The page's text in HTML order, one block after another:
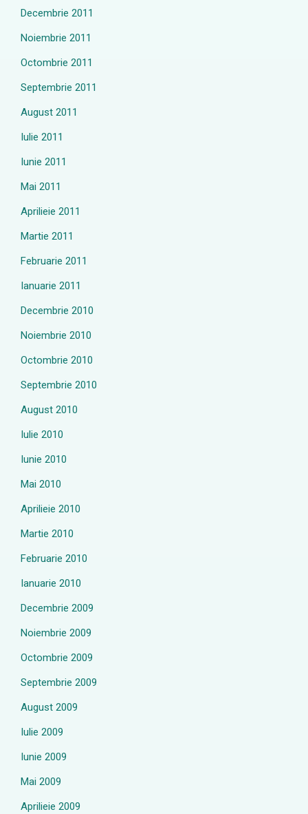
Decembrie 2011
Noiembrie 2011
Octombrie 2011
Septembrie 2011
August 2011
Iulie 2011
Iunie 2011
Mai 2011
Aprilieie 2011
Martie 2011
Februarie 2011
Ianuarie 2011
Decembrie 2010
Noiembrie 2010
Octombrie 2010
Septembrie 2010
August 2010
Iulie 2010
Iunie 2010
Mai 2010
Aprilieie 2010
Martie 2010
Februarie 2010
Ianuarie 2010
Decembrie 2009
Noiembrie 2009
Octombrie 2009
Septembrie 2009
August 2009
Iulie 2009
Iunie 2009
Mai 2009
Aprilieie 2009